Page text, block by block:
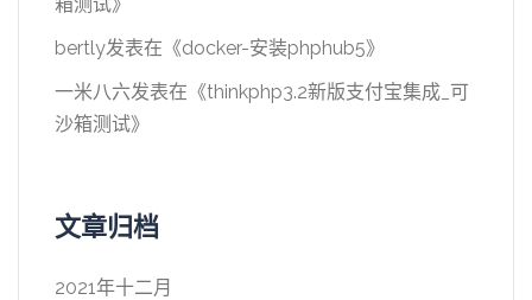
bertly发表在《docker-安装phphub5》
一米八六发表在《thinkphp3.2新版支付宝集成_可
沙箱测试》
文章归档
2021年十二月